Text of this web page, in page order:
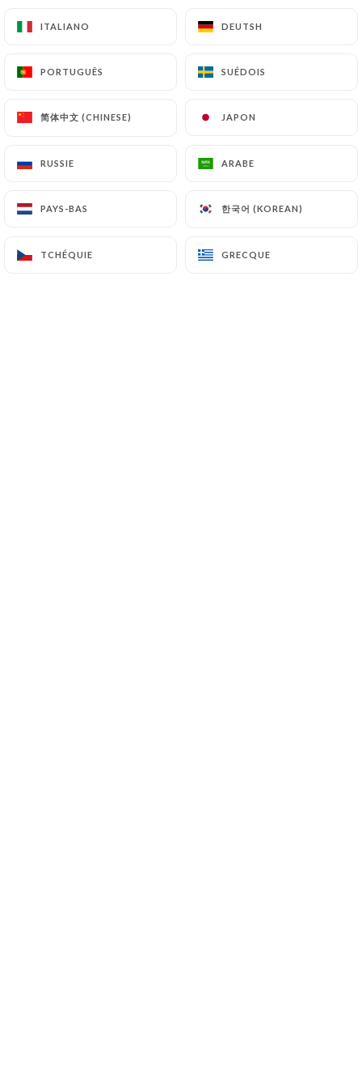
ITALIANO DEUTSH
PORTUGUÊS SUÉDOIS
简体中文 (CHINESE) JAPON
RUSSIE ARABE
PAYS-BAS 한국어 (KOREAN)
TCHÉQUIE GRECQUE
ITALIANO DEUTSH
PORTUGUÊS SUÉDOIS
简体中文 (CHINESE) JAPON
RUSSIE ARABE
PAYS-BAS 한국어 (KOREAN)
TCHÉQUIE GRECQUE